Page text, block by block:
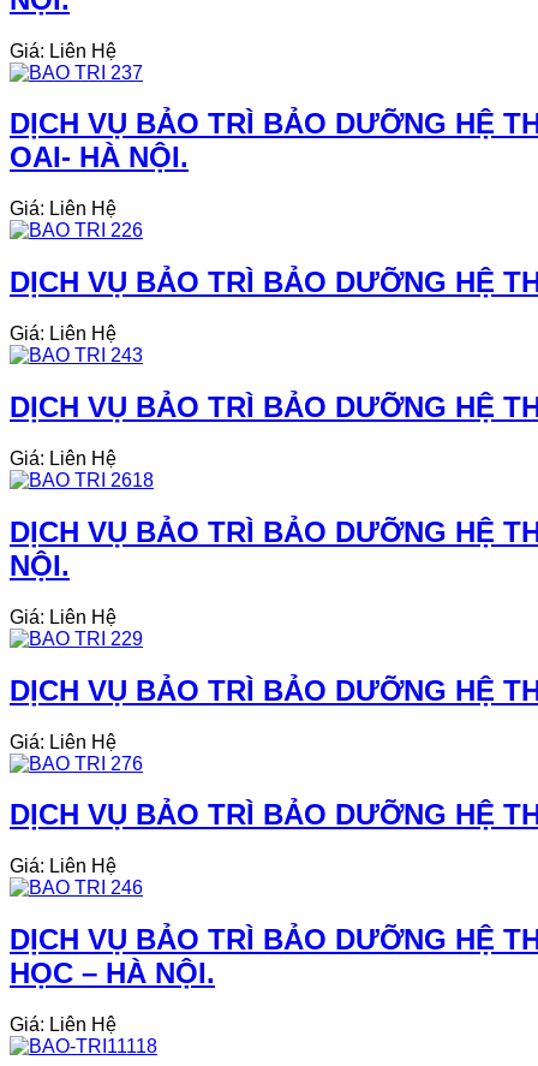
Giá: Liên Hệ
DỊCH VỤ BẢO TRÌ BẢO DƯỠNG HỆ
OAI- HÀ NỘI.
Giá: Liên Hệ
DỊCH VỤ BẢO TRÌ BẢO DƯỠNG HỆ
Giá: Liên Hệ
DỊCH VỤ BẢO TRÌ BẢO DƯỠNG HỆ
Giá: Liên Hệ
DỊCH VỤ BẢO TRÌ BẢO DƯỠNG HỆ
NỘI.
Giá: Liên Hệ
DỊCH VỤ BẢO TRÌ BẢO DƯỠNG HỆ
Giá: Liên Hệ
DỊCH VỤ BẢO TRÌ BẢO DƯỠNG HỆ
Giá: Liên Hệ
DỊCH VỤ BẢO TRÌ BẢO DƯỠNG HỆ
HỌC – HÀ NỘI.
Giá: Liên Hệ